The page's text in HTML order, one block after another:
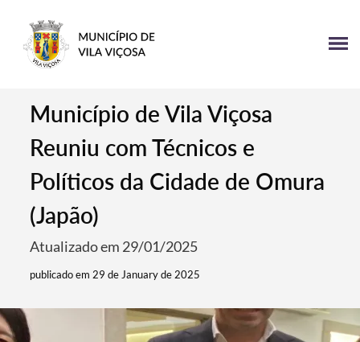
Município de Vila Viçosa
Reuniu com Técnicos e
Políticos da Cidade de Omura
(Japão)
Atualizado em 29/01/2025
publicado em 29 de January de 2025